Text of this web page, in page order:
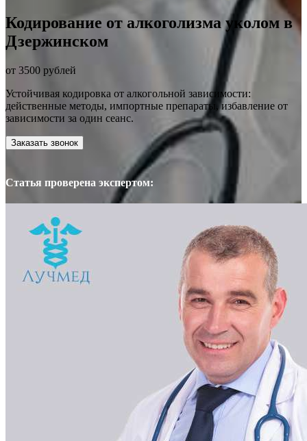
Кодирование от алкоголизма уколом в
Дзержинском
от 3500 рублей
Устойчивая кодировка от алкогольной зависимости:
действенные методы, импортные препараты, избавление от
зависимости за один сеанс.
Заказать звонок
Статья проверена экспертом: